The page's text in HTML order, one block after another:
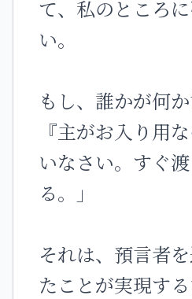
て、私のところ
い。
もし、誰かが何か
『主がお入り用
いなさい。すぐ
る。」
それは、預言者
たことが実現す